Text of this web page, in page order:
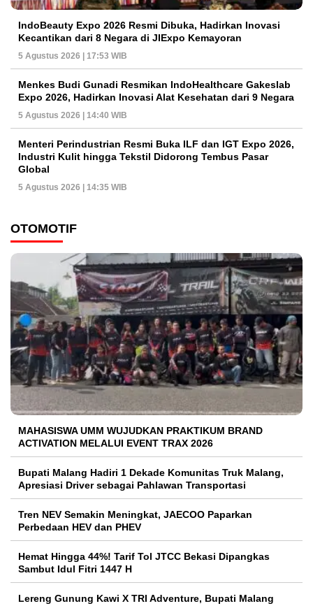
IndoBeauty Expo 2026 Resmi Dibuka, Hadirkan Inovasi
Kecantikan dari 8 Negara di JIExpo Kemayoran
5 Agustus 2026 | 17:53 WIB
Menkes Budi Gunadi Resmikan IndoHealthcare Gakeslab
Expo 2026, Hadirkan Inovasi Alat Kesehatan dari 9 Negara
5 Agustus 2026 | 14:40 WIB
Menteri Perindustrian Resmi Buka ILF dan IGT Expo 2026,
Industri Kulit hingga Tekstil Didorong Tembus Pasar
Global
5 Agustus 2026 | 14:35 WIB
OTOMOTIF
MAHASISWA UMM WUJUDKAN PRAKTIKUM BRAND
ACTIVATION MELALUI EVENT TRAX 2026
Bupati Malang Hadiri 1 Dekade Komunitas Truk Malang,
Apresiasi Driver sebagai Pahlawan Transportasi
Tren NEV Semakin Meningkat, JAECOO Paparkan
Perbedaan HEV dan PHEV
Hemat Hingga 44%! Tarif Tol JTCC Bekasi Dipangkas
Sambut Idul Fitri 1447 H
Lereng Gunung Kawi X TRI Adventure, Bupati Malang